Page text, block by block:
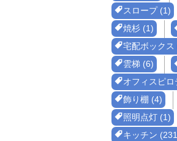
スロープ (1)
焼杉 (1)
宅配ボックス
雲梯 (6)
オフィスピロ
飾り棚 (4)
照明点灯 (1)
キッチン